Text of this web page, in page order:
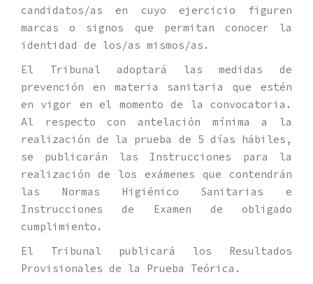
candidatos/as en cuyo ejercicio figuren
marcas o signos que permitan conocer la
identidad de los/as mismos/as.
El Tribunal adoptará las medidas de
prevención en materia sanitaria que estén
en vigor en el momento de la convocatoria.
Al respecto con antelación mínima a la
realización de la prueba de 5 días hábiles,
se publicarán las Instrucciones para la
realización de los exámenes que contendrán
las Normas Higiénico Sanitarias e
Instrucciones de Examen de obligado
cumplimiento.
El Tribunal publicará los Resultados
Provisionales de la Prueba Teórica.